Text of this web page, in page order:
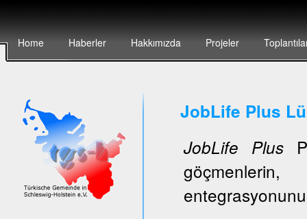
Home Haberler Hakkımızda Projeler
JobLife Plus
JobLife Plus